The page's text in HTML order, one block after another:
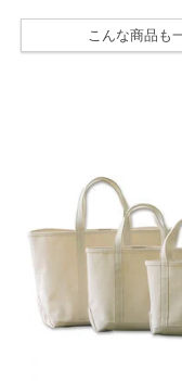
こんな商品も